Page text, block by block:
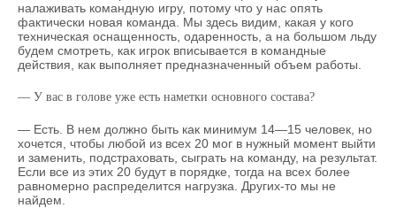
налаживать командную игру, потому что у нас опять
фактически новая команда. Мы здесь видим, какая у кого
техническая оснащенность, одаренность, а на большом льду
будем смотреть, как игрок вписывается в командные
действия, как выполняет предназначенный объем работы.
— У вас в голове уже есть наметки основного состава?
— Есть. В нем должно быть как минимум 14—15 человек, но
хочется, чтобы любой из всех 20 мог в нужный момент выйти
и заменить, подстраховать, сыграть на команду, на результат.
Если все из этих 20 будут в порядке, тогда на всех более
равномерно распределится нагрузка. Других-то мы не
найдем.